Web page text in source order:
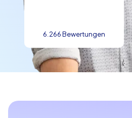
6.266 Bewertungen